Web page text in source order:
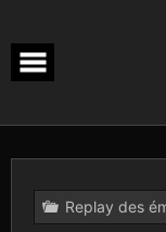
content
Replay des